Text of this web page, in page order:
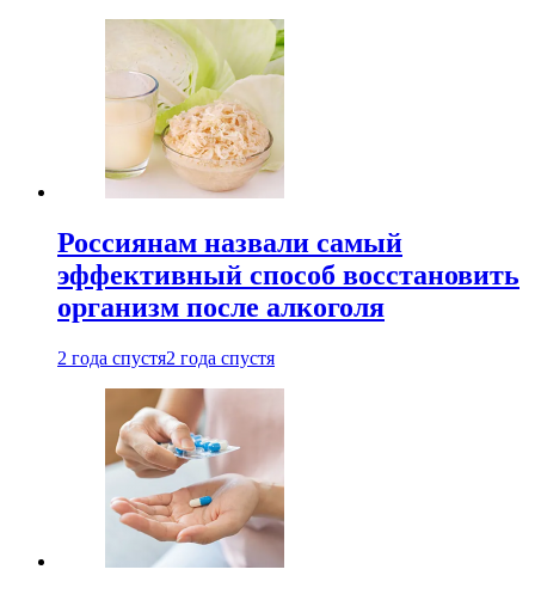
Россиянам назвали самый
эффективный способ восстановить
организм после алкоголя
2 года спустя2 года спустя